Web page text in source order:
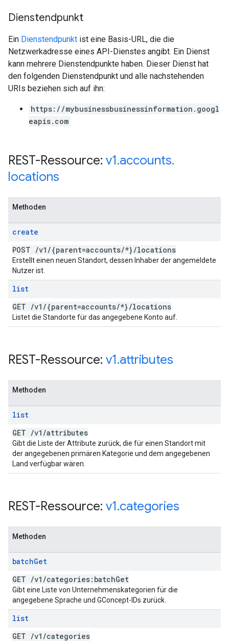
Dienstendpunkt
Ein Dienstendpunkt ist eine Basis-URL, die die
Netzwerkadresse eines API-Dienstes angibt. Ein Dienst
kann mehrere Dienstendpunkte haben. Dieser Dienst hat
den folgenden Dienstendpunkt und alle nachstehenden
URIs beziehen sich auf ihn:
https://mybusinessbusinessinformation.googl
eapis.com
REST-Ressource: v1.accounts.
locations
Methoden
create
POST /v1 /{parent=accounts/*}/locations
Erstellt einen neuen Standort, dessen Inhaber der angemeldete
Nutzer ist.
list
GET /v1 /{parent=accounts/*}/locations
Listet die Standorte für das angegebene Konto auf.
REST-Ressource: v1.attributes
Methoden
list
GET /v1 /attributes
Gibt die Liste der Attribute zurück, die für einen Standort mit
der angegebenen primären Kategorie und dem angegebenen
Land verfügbar wären.
REST-Ressource: v1.categories
Methoden
batchGet
GET /v1 /categories:batchGet
Gibt eine Liste von Unternehmenskategorien für die
angegebene Sprache und GConcept-IDs zurück.
list
GET /v1 /categories